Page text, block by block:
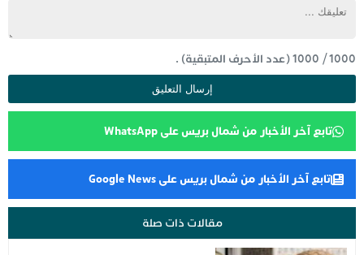
1000
/
1000(عدد الأحرف المتبقية) .
تابع آخر الأخبار من شمال بريس على WhatsApp
تابع آخر الأخبار من شمال بريس على Google News
مقالات ذات صلة